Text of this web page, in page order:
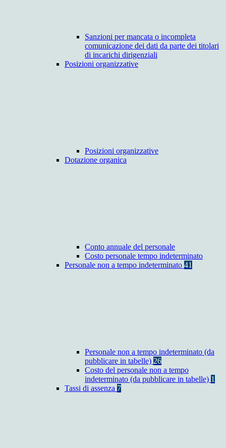
Sanzioni per mancata o incompleta
comunicazione dei dati da parte dei titolari
di incarichi dirigenziali
Posizioni organizzative
Posizioni organizzative
Dotazione organica
Conto annuale del personale
Costo personale tempo indeterminato
Personale non a tempo indeterminato 41
Personale non a tempo indeterminato (da
pubblicare in tabelle) 26
Costo del personale non a tempo
indeterminato (da pubblicare in tabelle) 1
Tassi di assenza 7